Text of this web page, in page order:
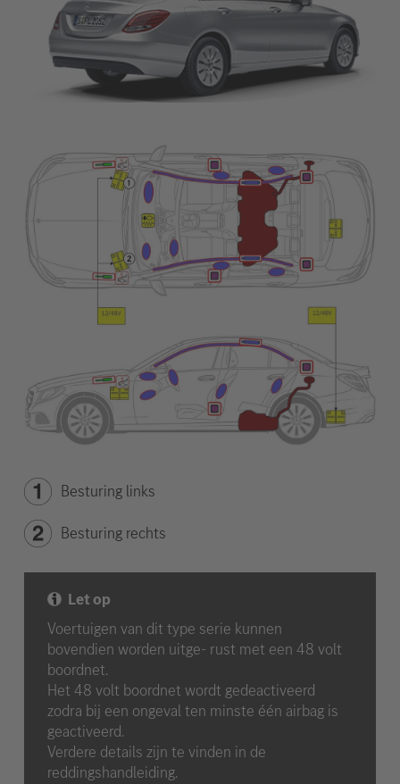
Besturing links
Besturing rechts
Let op
Voertuigen van dit type serie kunnen
bovendien worden uitge- rust met een 48 volt
boordnet.
Het 48 volt boordnet wordt gedeactiveerd
zodra bij een ongeval ten minste één airbag is
geactiveerd.
Verdere details zijn te vinden in de
reddingshandleiding.